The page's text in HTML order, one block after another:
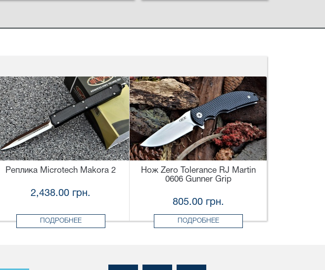
Реплика Microtech Makora 2
2,438.00 грн.
ПОДРОБНЕЕ
Нож Zero Tolerance RJ Martin
0606 Gunner Grip
805.00 грн.
ПОДРОБНЕЕ